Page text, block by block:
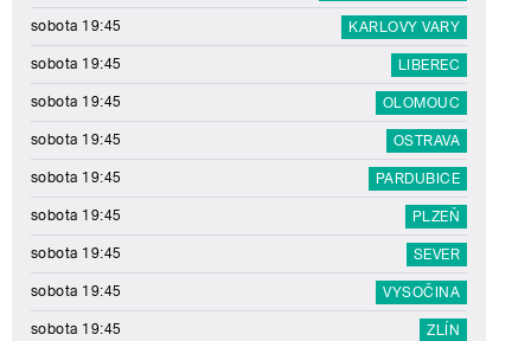
sobota 19:45 KARLOVY VARY
sobota 19:45 LIBEREC
sobota 19:45 OLOMOUC
sobota 19:45 OSTRAVA
sobota 19:45 PARDUBICE
sobota 19:45 PLZEŇ
sobota 19:45 SEVER
sobota 19:45 VYSOČINA
sobota 19:45 ZLÍN